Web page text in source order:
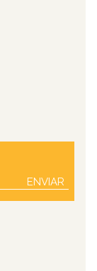
ENVIAR